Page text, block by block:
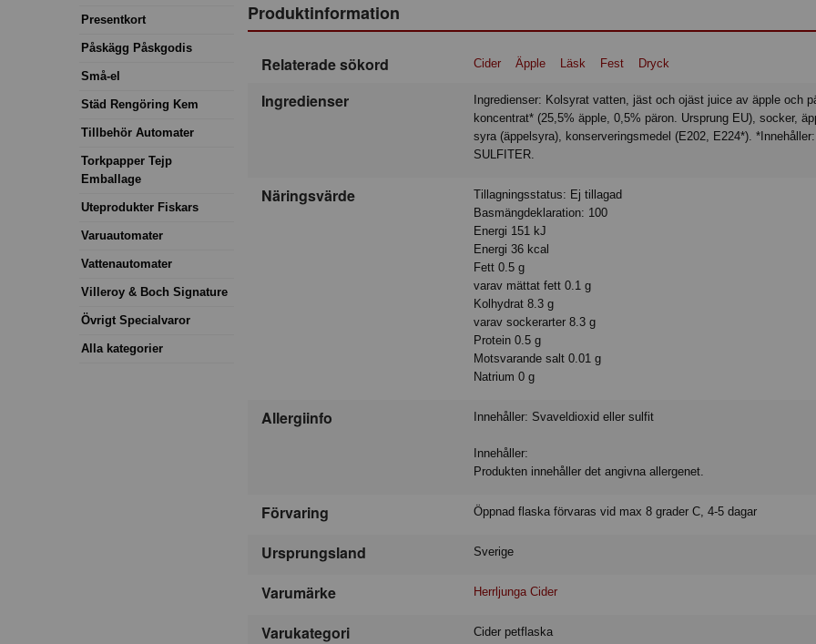
Presentkort
Påskägg Påskgodis
Små-el
Städ Rengöring Kem
Tillbehör Automater
Torkpapper Tejp
Emballage
Uteprodukter Fiskars
Varuautomater
Vattenautomater
Villeroy & Boch Signature
Övrigt Specialvaror
Alla kategorier
Produktinformation
Relaterade sökord Cider Äpple Läsk Fest Dryck
Ingredienser
koncentrat* (25,5% äpple, 0,5% päron. Ursprung EU), socker,
syra (äppelsyra), konserveringsmedel (E202, E224*). *Innehåller:
SULFITER.
Näringsvärde
Tillagningsstatus: Ej tillagad
Basmängdeklaration: 100
Energi 151 kJ
Energi 36 kcal
Fett 0.5 g
varav mättat fett 0.1 g
Kolhydrat 8.3 g
varav sockerarter 8.3 g
Protein 0.5 g
Motsvarande salt 0.01 g
Natrium 0 g
Allergiinfo Innehåller: Svaveldioxid eller sulfit
Innehåller:
Produkten innehåller det angivna allergenet.
Förvaring Öppnad flaska förvaras vid max 8 grader C, 4-5 dagar
Ursprungsland Sverige
Varumärke Herrljunga Cider
Varukategori Cider petflaska